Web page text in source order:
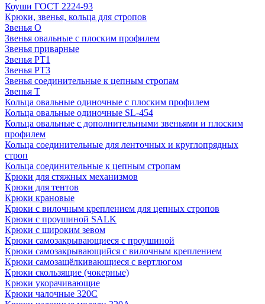
Коуши ГОСТ 2224-93
Крюки, звенья, кольца для стропов
Звенья О
Звенья овальные с плоским профилем
Звенья приварные
Звенья РТ1
Звенья РТ3
Звенья соединительные к цепным стропам
Звенья Т
Кольца овальные одиночные c плоским профилем
Кольца овальные одиночные SL-454
Кольца овальные с дополнительными звеньями и плоским
профилем
Кольца соединительные для ленточных и круглопрядных
строп
Кольца соединительные к цепным стропам
Крюки для стяжных механизмов
Крюки для тентов
Крюки крановые
Крюки с вилочным креплением для цепных стропов
Крюки с проушиной SALK
Крюки с широким зевом
Крюки самозакрывающиеся с проушиной
Крюки самозакрывающийся с вилочным креплением
Крюки самозащёлкивающиеся с вертлюгом
Крюки скользящие (чокерные)
Крюки укорачивающие
Крюки чалочные 320C